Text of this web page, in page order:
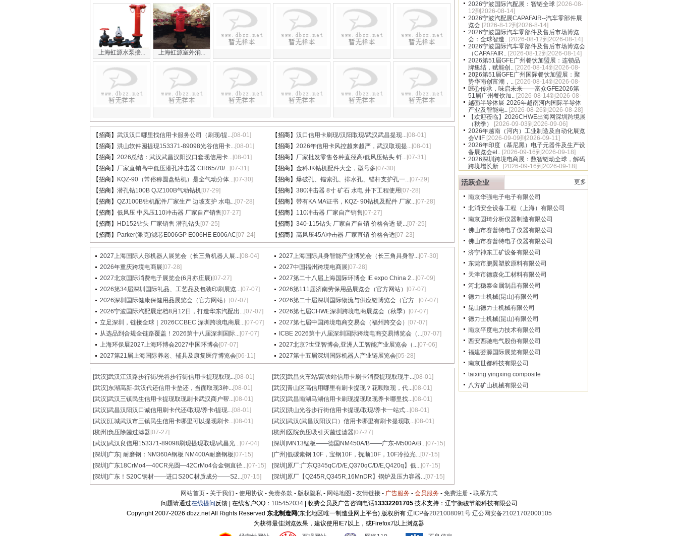
上海虹源水泵接... 上海虹源室外消...
【招商】 武汉汉口哪里找信用卡服务公司（刷现/提...[08-01] 【招商】 汉口信用卡刷现/汉阳取现/武汉武昌提现...[08-01]
【招商】 洪山软件园提现153371-89098光谷信用卡...[08-01] 【招商】 2026年信用卡风控越来越严，武汉取现提...[08-01]
【招商】 2026总结：武汉武昌汉阳汉口套现信用卡...[08-01] 【招商】 厂家批发零售各种直径高/低风压钻头 钎...[07-31]
【招商】 厂家直销高中低压潜孔冲击器 CIR65/70/...[07-31] 【招商】 金科JK钻机配件大全，型号多 [07-30]
【招商】
KQZ-90（常俗称圆盘钻机）是全气动分体...[07-30] 【招商】 爆破孔、锚索孔、排水孔、锚杆支护孔一...[07-29]
【招商】 潜孔钻100B QJZ100B气动钻机[07-29] 【招商】 380冲击器 8寸 矿石 水电 井下工程使用 [07-28]
【招商】 QZJ100B钻机配件厂家生产 边坡支护 水电...[07-28] 【招商】 带有KA MA证书，KQZ- 90钻机及配件 厂家...[07-28]
【招商】 低风压 中风压110冲击器 厂家自产销售 [07-27] 【招商】 110冲击器 厂家自产销售 [07-27]
【招商】
HD152钻头 厂家销售 潜孔钻头[07-25] 【招商】 340-115钻头 厂家自产自销 价格合适 硬...[07-25]
【招商】
Parker(派克)滤芯E006GP E006HE E006AC [07-24] 【招商】 高风压45A冲击器 厂家直销 价格合适[07-23]
2027上海国际人形机器人展览会（长三角机器人展...[08-04] 2027上海国际具身智能产业博览会（长三角具身智...[07-30]
2026年重庆跨境电商展 [07-28] 2027中国福州跨境电商展 [07-28]
2027北京国际消费电子展览会(6月亦庄展)[07-27] 2027第二十八届上海国际环博会 IE expo China 2...[07-09]
2026第34届深圳国际礼品、工艺品及包装印刷展览...[07-07] 2026第111届济南劳保用品展览会（官方网站）
[07-07]
2026深圳国际健康保健用品展览会（官方网站）
[07-07] 2026第二十届深圳国际物流与供应链博览会（官方...[07-07]
2026宁波国际汽配展定档8月12日，打造华东汽配出...[07-07] 2026第七届CHWE深圳跨境电商展览会（秋季）
[07-07]
立足深圳，链接全球｜2026CCBEC 深圳跨境电商展...[07-07] 2027第七届中国跨境电商交易会（福州跨交会）
[07-07]
从选品到合规全链路覆盖！2026第十八届深圳国际...[07-07] ICBE 2026第十八届深圳国际跨境电商交易博览会（...[07-07]
上海环保展2027上海环博会2027中国环博会[07-07] 2027北京?世亚智博会,亚洲人工智能产业展览会（...[07-06]
2027第21届上海国际养老、辅具及康复医疗博览会[06-11] 2027第十五届深圳国际机器人产业链展览会[05-28]
[武汉]武汉江汉路步行街/光谷步行街信用卡提现取现...[08-01] [武汉]武昌火车站/高铁站信用卡刷卡消费提现取现手...[08-01]
[武汉]东湖高新-武汉代还信用卡垫还，当面取现3种...[08-01] [武汉]青山区高信用哪里有刷卡提现？花呗取现，代...[08-01]
[武汉]武汉三镇民生信用卡提现取现刷卡武汉商户帮...[08-01] [武汉]武昌南湖马湖信用卡刷现提现取现养卡哪里找...[08-01]
[武汉]武昌汉阳汉口诚信用刷卡代还/取现/养卡/提现...[08-01] [武汉]洪山光谷步行街信用卡提现/取现/养卡一站式...[08-01]
[武汉]江城武汉市三镇民生信用卡哪里可以提现刷卡...[08-01] [武汉]武汉(武昌汉阳汉口）信用卡哪里有刷卡提现取...[08-01]
[杭州]负压除菌过滤器[07-27] [杭州] 医院负压吸引灭菌过滤器[07-27]
[武汉]武汉良信用153371-89098刷现提现取现/武昌光...[07-04] [深圳] MN13锰板——德国NM450A/B——广东-M500A/B...[07-15]
[深圳]广东| 耐磨钢：NM360A钢板 NM400A耐磨钢板 [07-15] [广州]低碳素钢 10F，宝钢10F，抚顺10F，10F冷拉光...[07-15]
[深圳]广东18CrMo4—40CR光圆—42CrMo4合金钢直径...[07-15] [深圳]原厂:广东Q345qC/D/E,Q370qC/D/E,Q420q】低...[07-15]
[深圳]广东！S20C钢材——进口S20C材质成分——S2...[07-15] [深圳]原厂【Q245R,Q345R,16MnDR】锅炉及压力容器...[07-15]
2026宁波国际汽配展：智链全球 [2026-08-
12到2026-08-14]
2026宁波汽配展CAPAFAIR--汽车零部件展
览会 [2026-8-12到2026-8-14]
2026宁波国际汽车零部件及售后市场博览
会：全球智造.. [2026-08-12到2026-08-14]
2026宁波国际汽车零部件及售后市场博览会
（CAPAFAIR.. [2026-08-12到2026-08-14]
2026第51届GFE广州餐饮加盟展：连锁品
牌集结，赋能创.. [2026-08-14到2026-08-
16]
2026第51届GFE广州国际餐饮加盟展：聚
势华南创富潮，.. [2026-08-14到2026-08-
16]
匠心传承，味启未来——富众GFE2026第
51届广州餐饮加.. [2026-08-14到2026-08-
16]
越南半导体展-2026年越南河内国际半导体
产业及智能电.. [2026-08-26到2026-08-28]
【欢迎莅临】2026CHWE出海网深圳跨境展
（秋季）
[2026-09-03到2026-09-06]
2026年越南（河内）工业制造及自动化展览
会VIIF [2026-09-09到2026-09-11]
2026年印度（慕尼黑）电子元器件及生产设
备展览会el.. [2026-09-16到2026-09-18]
2026深圳跨境电商展：数智链动全球，解码
跨境增长新.. [2026-09-16到2026-09-18]
活跃企业 更多
南京华强电子电子有限公司
北消安全设备工程（上海）有限公司
南京固琦分析仪器制造有限公司
佛山市赛普特电子仪器有限公司
佛山市赛普特电子仪器有限公司
济宁神东工矿设备有限公司
东莞市鹏翼塑胶原料有限公司
天津市德森化工材料有限公司
河北稳泰金属制品有限公司
德力士机械(昆山)有限公司
昆山德力士机械有限公司
德力士机械(昆山)有限公司
南京平度电力技术有限公司
西安西驰电气股份有限公司
福建荟源国际展览有限公司
南京世都科技有限公司
taixing yingxing composite
八方矿山机械有限公司
网站首页 - 关于我们 - 使用协议 - 免责条款 - 版权隐私 - 网站地图 - 友情链接 - 广告服务 - 会员服务 - 免费注册 - 联系方式
问题请通过在线提问反馈 | 在线客户QQ： 105452034| 收费会员及广告咨询电话13332201705技术支持：辽宁衡骏节能科技有限公司
Copyright 2007-2026 dbzz.net All Rights Reserved 东北制造网(东北地区唯一制造业网上平台) 版权所有 辽ICP备2021008091号 辽公网安备21021702000105
为获得最佳浏览效果，建议使用IE7以上，或Firefox7以上浏览器